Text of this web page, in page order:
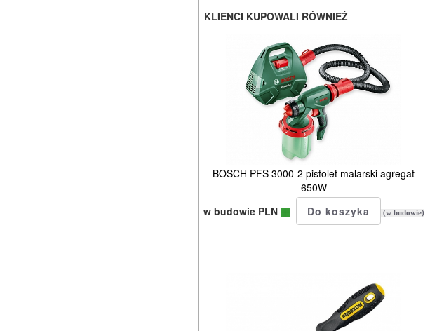
KLIENCI KUPOWALI RÓWNIEŻ
BOSCH PFS 3000-2 pistolet malarski agregat
650W
w budowie PLN
(w budowie)